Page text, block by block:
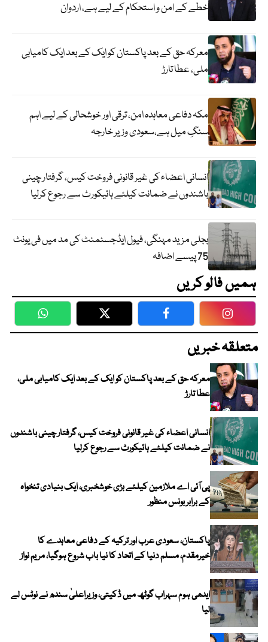
خطے کے امن و استحکام کے لیے ہے، اردوان
معرکہ حق کے بعد پاکستان کو ایک کے بعد ایک کامیابی
ملی، عطا تارڑ
مکہ دفاعی معاہدہ امن، ترقی اور خوشحالی کے لیے اہم
سنگِ میل ہے،سعودی وزیر خارجہ
انسانی اعضاء کی غیر قانونی فروخت کیس، گرفتار چینی
باشندوں نے ضمانت کیلئے ہائیکورٹ سے رجوع کرلیا
بجلی مزید مہنگی، فیول ایڈجسٹمنٹ کی مد میں فی یونٹ
75 پیسے اضافہ
ہمیں فالو کریں
WhatsApp Twitter Facebook
متعلقہ خبریں
معرکہ حق کے بعد پاکستان کو ایک کے بعد ایک کامیابی ملی،
عطا تارڑ
انسانی اعضاء کی غیر قانونی فروخت کیس، گرفتار چینی باشندوں
نے ضمانت کیلئے ہائیکورٹ سے رجوع کرلیا
پی آئی اے ملازمین کیلئے بڑی خوشخبری، ایک بنیادی تنخواہ
کے برابر بونس منظور
پاکستان، سعودی عرب اور ترکیہ کے دفاعی معاہدے کا
خیرمقدم، مسلم دنیا کے اتحاد کا نیا باب شروع ہوگیا، مریم نواز
ایدھی ہوم سہراب گوٹھ میں ڈکیتی، وزیراعلیٰ سندھ نے نوٹس لے
لیا